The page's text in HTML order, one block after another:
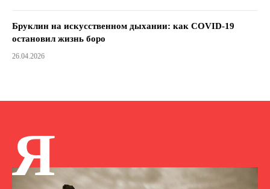
Бруклин на искусственном дыхании: как COVID-19
остановил жизнь боро
26.04.2026
Я